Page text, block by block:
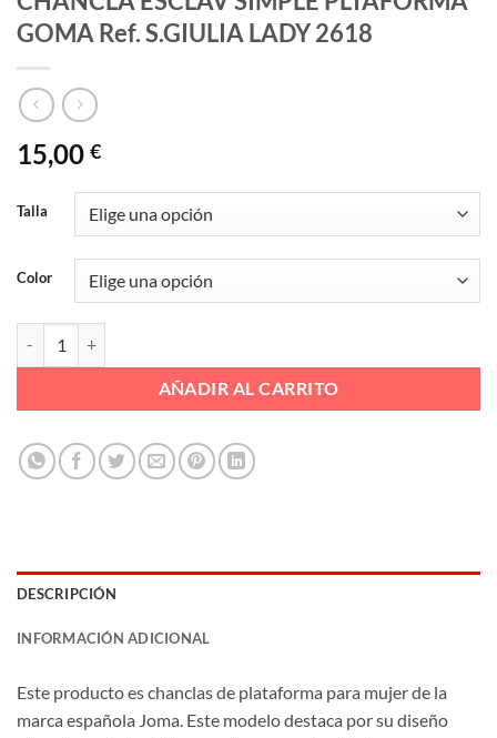
GOMA Ref. S.GIULIA LADY 2618
15,00 €
Talla
Color
AÑADIR AL CARRITO
DESCRIPCIÓN
INFORMACIÓN ADICIONAL
Este producto es chanclas de plataforma para mujer de la
marca española Joma. Este modelo destaca por su diseño